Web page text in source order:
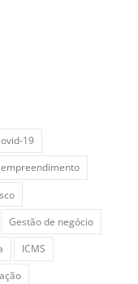
19
empreendimento
Gestão de negócio
ICMS